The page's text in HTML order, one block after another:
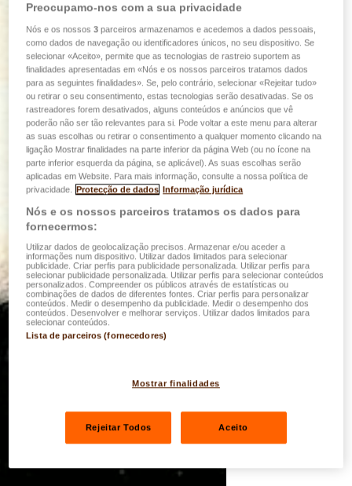
Preocupamo-nos com a sua privacidade
Nós e os nossos3 parceiros armazenamos e acedemos a dados pessoais,
como dados de navegação ou identificadores únicos, no seu dispositivo. Se
selecionar «Aceito», permite que as tecnologias de rastreio suportem as
finalidades apresentadas em «Nós e os nossos parceiros tratamos dados
para as seguintes finalidades». Se, pelo contrário, selecionar «Rejeitar tudo»
ou retirar o seu consentimento, estas tecnologias serão desativadas. Se os
rastreadores forem desativados, alguns conteúdos e anúncios que vê
poderão não ser tão relevantes para si. Pode voltar a este menu para alterar
as suas escolhas ou retirar o consentimento a qualquer momento clicando na
ligação Mostrar finalidades na parte inferior da página Web (ou no ícone na
parte inferior esquerda da página, se aplicável). As suas escolhas serão
aplicadas em Website. Para mais informação, consulte a nossa política de
privacidade.
Protecção de dados Informação jurídica
Nós e os nossos parceiros tratamos os dados para
fornecermos:
Utilizar dados de geolocalização precisos. Armazenar e/ou aceder a
informações num dispositivo. Utilizar dados limitados para selecionar
publicidade. Criar perfis para publicidade personalizada. Utilizar perfis para
selecionar publicidade personalizada. Utilizar perfis para selecionar conteúdos
personalizados. Compreender os públicos através de estatísticas ou
combinações de dados de diferentes fontes. Criar perfis para personalizar
conteúdos. Medir o desempenho da publicidade. Medir o desempenho dos
conteúdos. Desenvolver e melhorar serviços. Utilizar dados limitados para
selecionar conteúdos.
Lista de parceiros (fornecedores)
Mostrar finalidades
Rejeitar Todos Aceito